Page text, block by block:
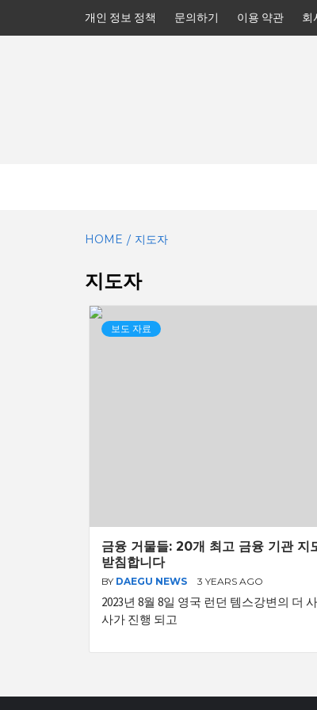
개인 정보 정책 문의하기 이용 약관 회
HOME 지도자
지도자
보도 자료
금융 거물들: 20개 최고 금융 기관 지
받침합니다
BY DAEGU NEWS 3 YEARS AGO
2023년 8월 8일 영국 런던 템스강변의 더
사가 진행 되고